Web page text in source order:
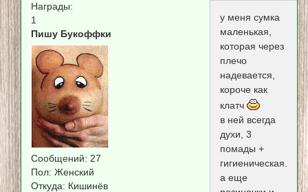
Награды:
1
Пишу Букоффки
Сообщений: 27
Пол: Женский
Откуда: Кишинёв
у меня сумка
маленькая,
которая через
плечо
надевается,
короче как
клатч
в ней всегда
духи, 3
помады +
гигиеническая.
а еще